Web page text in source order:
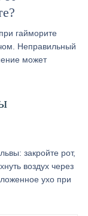
гайморите
Неправильный
может
закройте рот,
воздух через
ухо при